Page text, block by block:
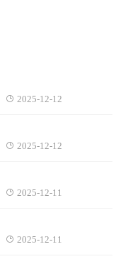
2025-12-12
2025-12-12
2025-12-11
2025-12-11